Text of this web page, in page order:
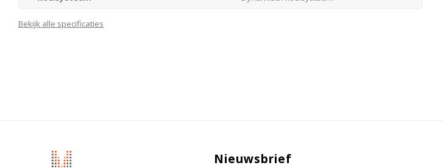
Materiaal/kleur behuizing
Waarschuwingssignaal bij storing Ja
Bekijk alle specificaties
Nieuwsbrief